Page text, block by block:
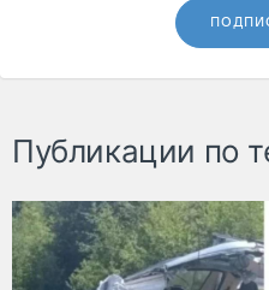
Публикации по